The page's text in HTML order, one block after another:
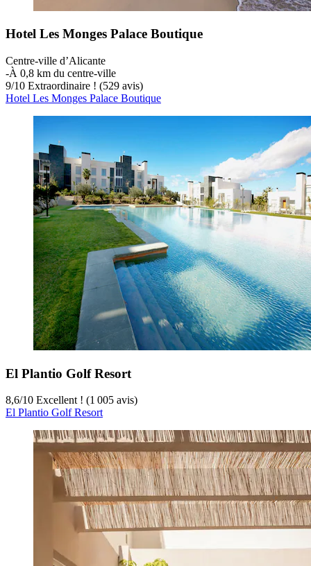
Hotel Les Monges Palace Boutique
Centre-ville d’Alicante
‐À 0,8 km du centre-ville
9/10 Extraordinaire ! (529 avis)
Hotel Les Monges Palace Boutique
El Plantio Golf Resort
8,6/10 Excellent ! (1 005 avis)
El Plantio Golf Resort